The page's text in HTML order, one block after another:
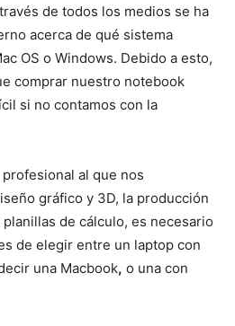
de todos los medios se ha
acerca de qué sistema
OS o Windows. Debido a esto,
comprar nuestro notebook
si no contamos con la
al que nos
gráfico y 3D, la producción
de cálculo, es necesario
de elegir entre un laptop con
una Macbook, o una con